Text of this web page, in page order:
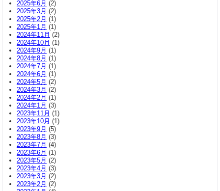
2025年6月 (2)
2025年3月 (2)
2025年2月 (1)
2025年1月 (1)
2024年11月 (2)
2024年10月 (1)
2024年9月 (1)
2024年8月 (1)
2024年7月 (1)
2024年6月 (1)
2024年5月 (2)
2024年3月 (2)
2024年2月 (1)
2024年1月 (3)
2023年11月 (1)
2023年10月 (1)
2023年9月 (5)
2023年8月 (3)
2023年7月 (4)
2023年6月 (1)
2023年5月 (2)
2023年4月 (3)
2023年3月 (2)
2023年2月 (2)